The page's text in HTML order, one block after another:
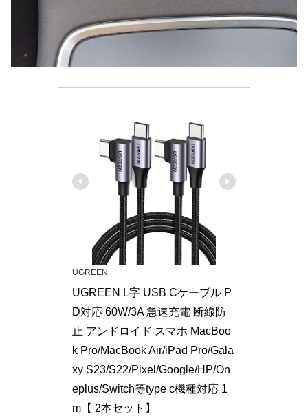
UGREEN
UGREEN L字 USB Cケーブル P
D対応 60W/3A 急速充電 断線防
止 アンドロイド スマホ MacBoo
k Pro/MacBook Air/iPad Pro/Gala
xy S23/S22/Pixel/Google/HP/On
eplus/Switch等type c機種対応 1
m【 2本セット】